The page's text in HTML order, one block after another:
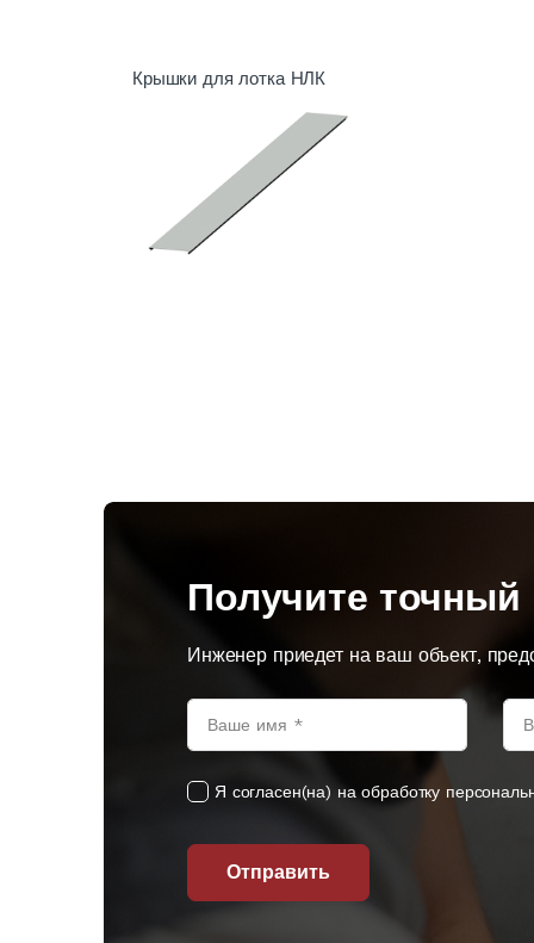
Крышки для лотка НЛК
Получите точный
Инженер приедет на ваш объект,
Я согласен(на) на обработку
Отправить